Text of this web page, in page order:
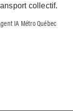
collectif.
IA Métro Québec